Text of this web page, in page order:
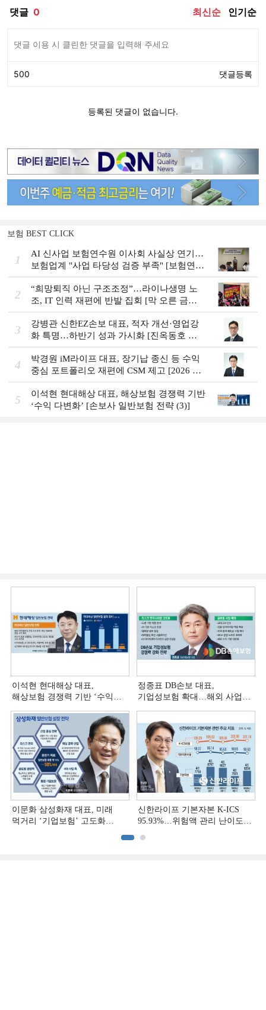
보험 BEST CLICK
1
AI 신사업 보험연수원 이사회 사실상 연기…
보험업계 "사업 타당성 검증 부족" [보험연수
원 AI사업 논란]
2
“희망퇴직 아닌 구조조정”…라이나생명 노
조, IT 인력 재편에 반발 집회 [막 오른 금융
권 하투(夏鬪)]
3
강병관 신한EZ손보 대표, 적자 개선·영업강
화 특명…하반기 성과 가시화 [진옥동호 신
한금융, 부스트업 점검]
4
박경원 iM라이프 대표, 장기납 종신 등 수익
중심 포트폴리오 재편에 CSM 제고 [2026 금
융사 상반기 실적]
5
이석현 현대해상 대표, 해상보험 경쟁력 기반
‘수익 다변화ʼ [손보사 일반보험 전략 (3)]
이석현 현대해상 대표,
해상보험 경쟁력 기반 ‘수익
(3)]
정종표 DB손보 대표,
기업성보험 확대…해외 사업
이문화 삼성화재 대표, 미래
먹거리 ‘기업보험’ 고도화
신한라이프 기본자본 K-ICS
95.93%…위험액 관리 난이도